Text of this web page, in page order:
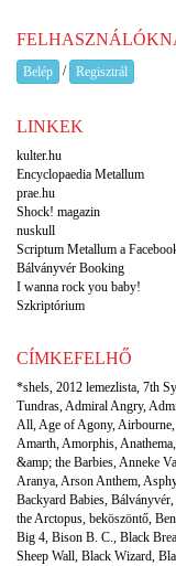
Belép / Regisztrál
LINKEK
kulter.hu
Encyclopaedia Metallum
prae.hu
Shock! magazin
nuskull
Scriptum Metallum a
Bálványvér Booking
I wanna rock you baby!
Szkriptórium
CÍMKEFELHŐ
*shels, 2012 lemezlista, 7th
Tundras,Admiral Angry,
All,Age of Agony,Airbourne,
Amarth,Amorphis,Anathema,
&amp; the Barbies,Anneke
Aranya,Arson Anthem,
Backyard Babies, Bálványvér,
the Arctopus, beköszöntő,
Big 4, Bison B. C., Black
Sheep Wall, Black Wizard,